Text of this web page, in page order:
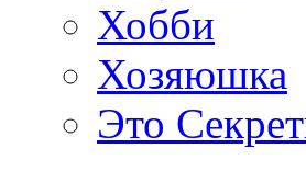
Хобби
Хозяюшка
Это